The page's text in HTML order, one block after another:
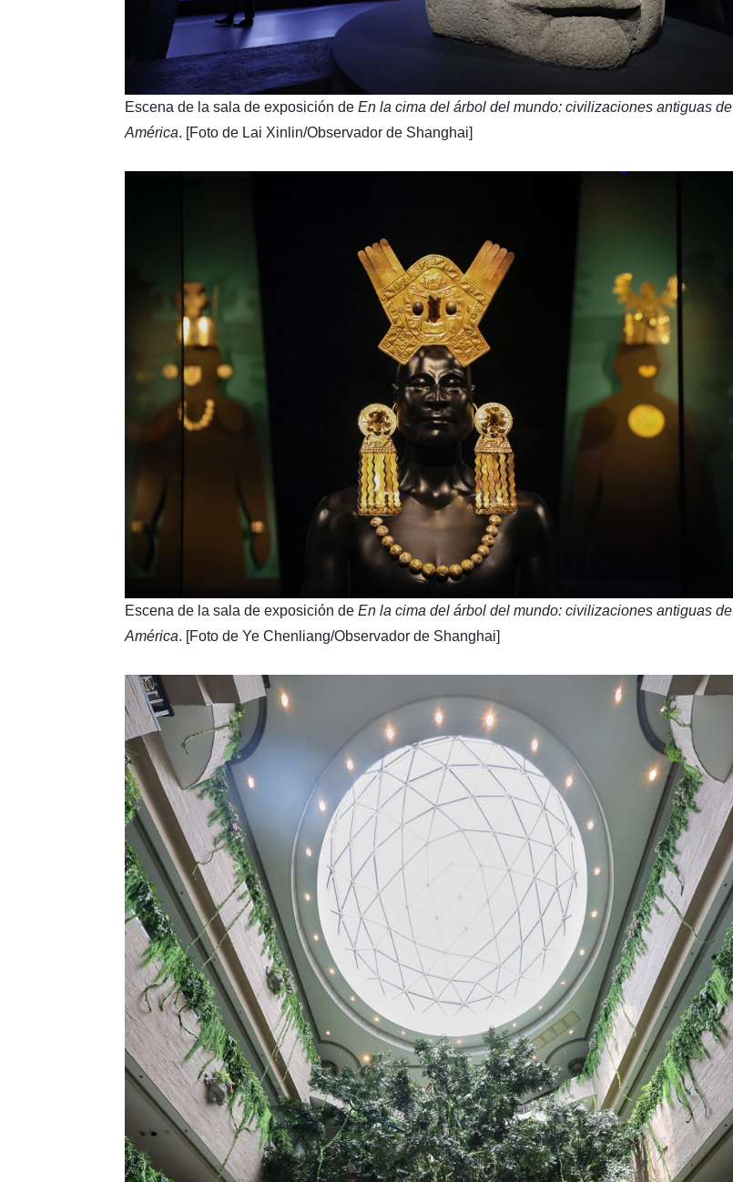
​Escena de la sala de exposición de En la cima del árbol del mundo: civilizaciones antiguas de
América. [Foto de Lai Xinlin/Observador de Shanghai]
​Escena de la sala de exposición de En la cima del árbol del mundo: civilizaciones antiguas de
América. [Foto de Ye Chenliang/Observador de Shanghai]